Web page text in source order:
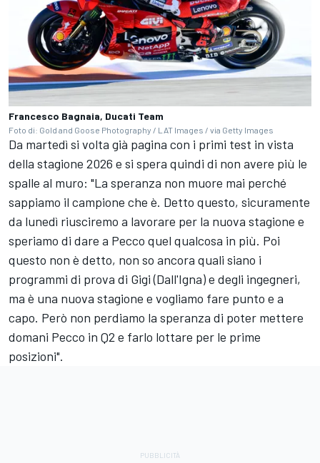
Francesco Bagnaia, Ducati Team
Foto di: Gold and Goose Photography / LAT Images / via Getty Images
Da martedì si volta già pagina con i primi test in vista
della stagione 2026 e si spera quindi di non avere più le
spalle al muro: "La speranza non muore mai perché
sappiamo il campione che è. Detto questo, sicuramente
da lunedì riusciremo a lavorare per la nuova stagione e
speriamo di dare a Pecco quel qualcosa in più. Poi
questo non è detto, non so ancora quali siano i
programmi di prova di Gigi (Dall'Igna) e degli ingegneri,
ma è una nuova stagione e vogliamo fare punto e a
capo. Però non perdiamo la speranza di poter mettere
domani Pecco in Q2 e farlo lottare per le prime
posizioni".